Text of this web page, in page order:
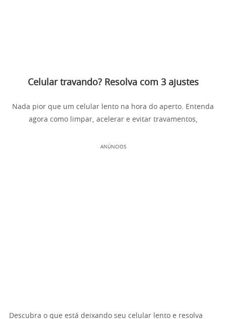
Celular travando? Resolva com 3 ajustes
Nada pior que um celular lento na hora do aperto. Entenda
agora como limpar, acelerar e evitar travamentos,
ANÚNCIOS
Descubra o que está deixando seu celular lento e resolva